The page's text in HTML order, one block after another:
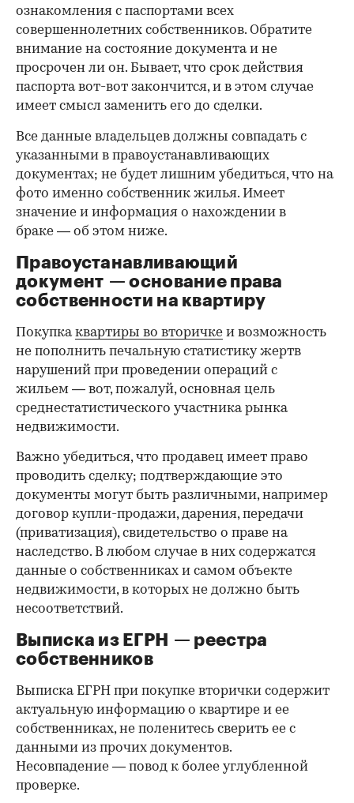
ознакомления с паспортами всех
совершеннолетних собственников. Обратите
внимание на состояние документа и не
просрочен ли он. Бывает, что срок действия
паспорта вот-вот закончится, и в этом случае
имеет смысл заменить его до сделки.
00:00 / 00:00
Все данные владельцев должны совпадать с
указанными в правоустанавливающих
документах; не будет лишним убедиться, что на
фото именно собственник жилья. Имеет
значение и информация о нахождении в
браке — об этом ниже.
Правоустанавливающий
документ — основание права
собственности на квартиру
Покупкаквартиры во вторичке и возможность
не пополнить печальную статистику жертв
нарушений при проведении операций с
жильем — вот, пожалуй, основная цель
среднестатистического участника рынка
недвижимости.
Важно убедиться, что продавец имеет право
проводить сделку; подтверждающие это
документы могут быть различными, например
договор купли-продажи, дарения, передачи
(приватизация), свидетельство о праве на
наследство. В любом случае в них содержатся
данные о собственниках и самом объекте
недвижимости, в которых не должно быть
несоответствий.
Выписка из ЕГРН — реестра
собственников
Выписка ЕГРН при покупке вторички содержит
актуальную информацию о квартире и ее
собственниках, не поленитесь сверить ее с
данными из прочих документов.
Несовпадение — повод к более углубленной
проверке.